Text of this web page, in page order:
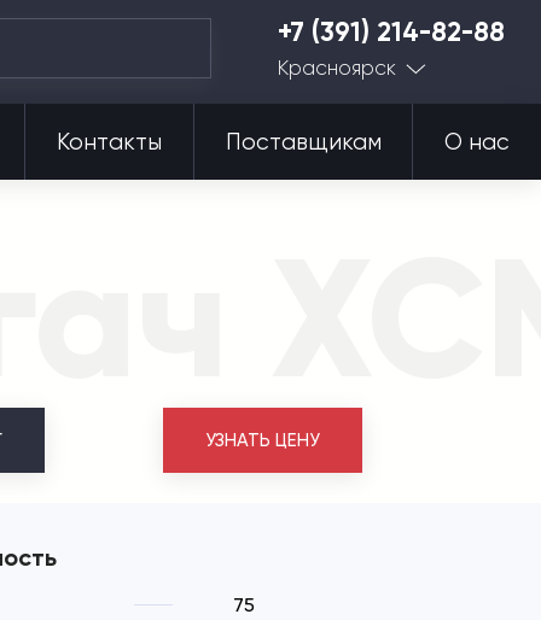
+7 (391) 214-82-88
Красноярск
Контакты Поставщикам О нас
УЗНАТЬ ЦЕНУ
75